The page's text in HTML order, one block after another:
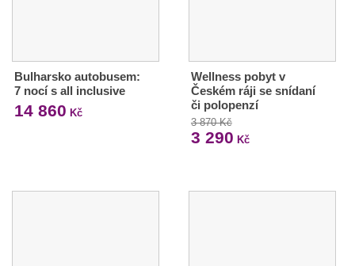
Bulharsko autobusem:
7 nocí s all inclusive
14 860 Kč
Wellness pobyt v
Českém ráji se snídaní
či polopenzí
3 870 Kč
3 290 Kč